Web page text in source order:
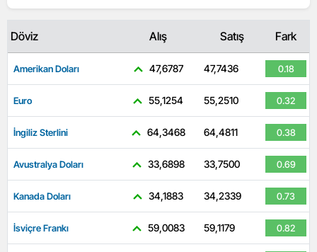
Döviz Alış Satış Fark
Amerikan Doları 47,6787 47,7436 0.18
Euro 55,1254 55,2510 0.32
İngiliz Sterlini 64,3468 64,4811 0.38
Avustralya Doları 33,6898 33,7500 0.69
Kanada Doları 34,1883 34,2339 0.73
İsviçre Frankı 59,0083 59,1179 0.82